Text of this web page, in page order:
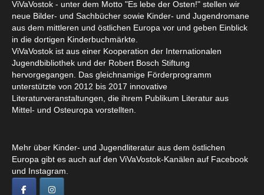
ViVaVostok - unter dem Motto "Es lebe der Osten!" stellen wir
neue Bilder- und Sachbücher sowie Kinder- und Jugendromane
aus dem mittleren und östlichen Europa vor und geben Einblick
in die dortigen Kinderbuchmärkte.
ViVaVostok ist aus einer Kooperation der Internationalen
Jugendbibliothek und der Robert Bosch Stiftung
hervorgegangen. Das gleichnamige Förderprogramm
unterstützte von 2012 bis 2017 innovative
Literaturveranstaltungen, die ihrem Publikum Literatur aus
Mittel- und Osteuropa vorstellten.
Mehr über Kinder- und Jugendliteratur aus dem östlichen
Europa gibt es auch auf den ViVaVostok-Kanälen auf Facebook
und Instagram.